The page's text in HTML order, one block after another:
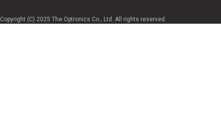
Copyright (C) 2025 The Optronics Co., Ltd. All rights reserved.